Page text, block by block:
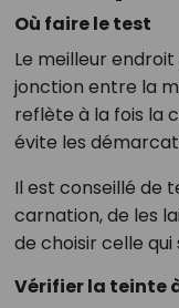
Où faire le test
Le meilleur
jonction entre la
reflète à la fois la
évite les
Il est conseillé de
carnation, de les
de choisir celle
Vérifier la teinte